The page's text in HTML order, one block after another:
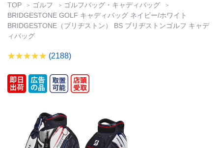
TOP ゴルフ
ゴルフバッグ・キャディバッグ
BRIDGESTONE GOLF キャディバッグ ネイビー/ホワイト
BRIDGESTONE（ブリヂストン） BS ブリヂストンゴルフ キャデ
ィバッグ
(2188)